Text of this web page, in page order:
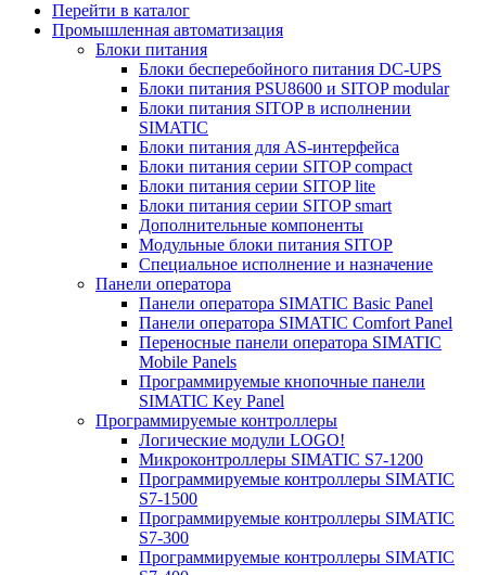
Перейти в каталог
Промышленная автоматизация
Блоки питания
Блоки бесперебойного питания DC-UPS
Блоки питания PSU8600 и SITOP modular
Блоки питания SITOP в исполнении
SIMATIC
Блоки питания для AS-интерфейса
Блоки питания серии SITOP compact
Блоки питания серии SITOP lite
Блоки питания серии SITOP smart
Дополнительные компоненты
Модульные блоки питания SITOP
Специальное исполнение и назначение
Панели оператора
Панели оператора SIMATIC Basic Panel
Панели оператора SIMATIC Comfort Panel
Переносные панели оператора SIMATIC
Mobile Panels
Программируемые кнопочные панели
SIMATIC Key Panel
Программируемые контроллеры
Логические модули LOGO!
Микроконтроллеры SIMATIC S7-1200
Программируемые контроллеры SIMATIC
S7-1500
Программируемые контроллеры SIMATIC
S7-300
Программируемые контроллеры SIMATIC